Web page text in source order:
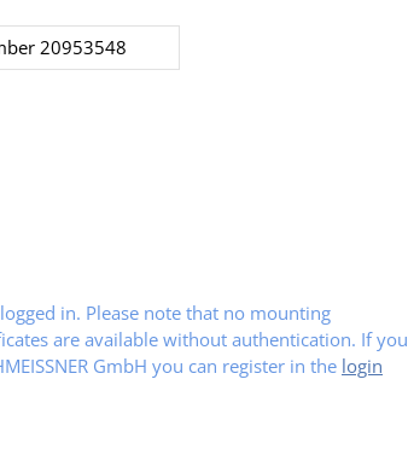
20953548​
in. Please note that no mounting
are available without authentication. If you
GmbH you can register in the login